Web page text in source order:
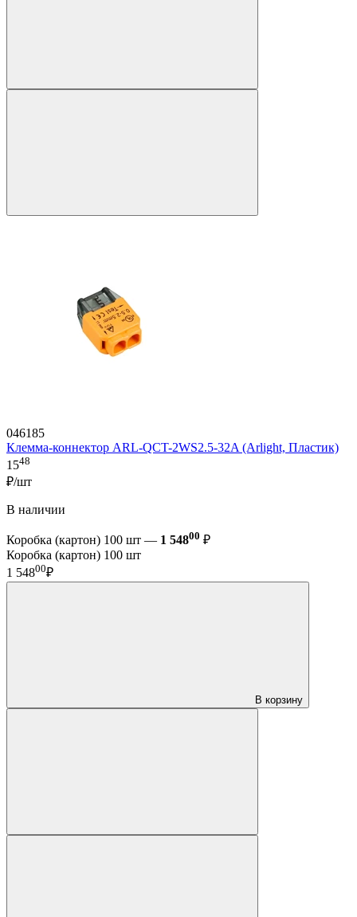
046185
Клемма-коннектор ARL-QCT-2WS2.5-32A (Arlight, Пластик)
1548
₽/шт
В наличии
Коробка (картон) 100 шт — 1 54800 ₽
Коробка (картон) 100 шт
1 54800₽
В корзину